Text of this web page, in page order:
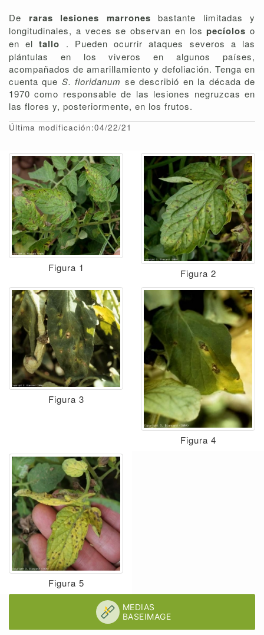
De raras lesiones marrones bastante limitadas y
longitudinales, a veces se observan en lospecíolos o
en eltallo . Pueden ocurrir ataques severos a las
plántulas en los viveros en algunos países,
acompañados de amarillamiento y defoliación. Tenga en
cuenta que S. floridanum se describió en la década de
1970 como responsable de las lesiones negruzcas en
las flores y, posteriormente, en los frutos.
Última modificación:04/22/21
Figura 1 Figura 2
Figura 3
Figura 4
Figura 5